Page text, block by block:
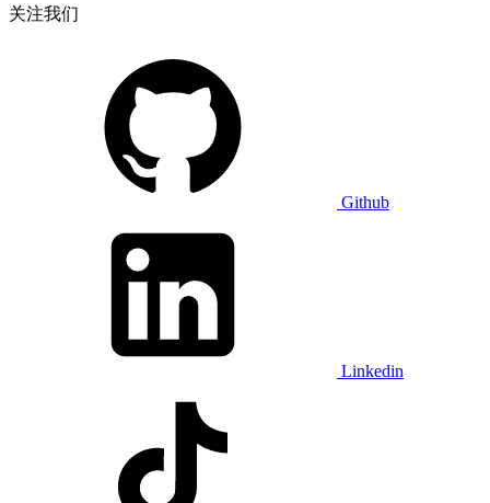
关注我们
Github
Linkedin